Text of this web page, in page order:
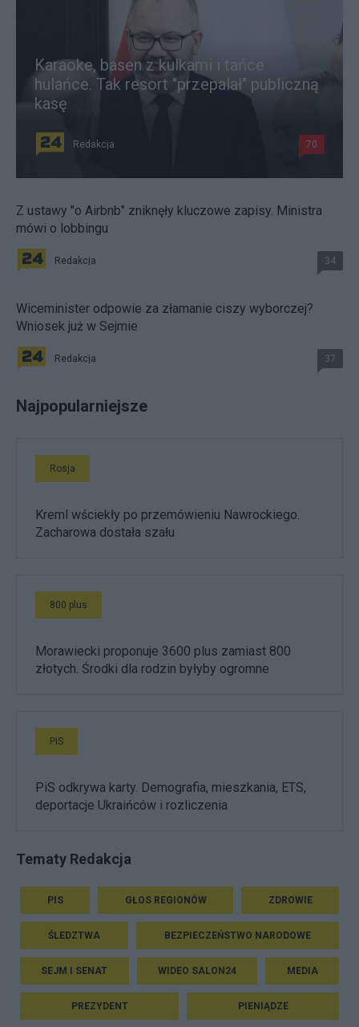
Karaoke, basen z kulkami i tańce
hulańce. Tak resort "przepalał" publiczną
kasę
Redakcja 70
Z ustawy "o Airbnb" zniknęły kluczowe zapisy. Ministra
mówi o lobbingu
Redakcja 34
Wiceminister odpowie za złamanie ciszy wyborczej?
Wniosek już w Sejmie
Redakcja 37
Najpopularniejsze
Rosja
Kreml wściekły po przemówieniu Nawrockiego.
Zacharowa dostała szału
800 plus
Morawiecki proponuje 3600 plus zamiast 800
złotych. Środki dla rodzin byłyby ogromne
PiS
PiS odkrywa karty. Demografia, mieszkania, ETS,
deportacje Ukraińców i rozliczenia
Tematy Redakcja
PIS GŁOS REGIONÓW ZDROWIE
ŚLEDZTWA BEZPIECZEŃSTWO NARODOWE
SEJM I SENAT WIDEO SALON24 MEDIA
PREZYDENT PIENIĄDZE